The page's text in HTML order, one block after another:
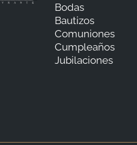
Bodas
Bautizos
Comuniones
Cumpleaños
Jubilaciones